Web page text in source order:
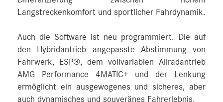
Langstreckenkomfort und sportlicher Fahrdynamik.
Auch die Software ist neu programmiert. Die auf
den Hybridantrieb angepasste Abstimmung von
Fahrwerk, ESP®, dem vollvariablen Allradantrieb
AMG Performance 4MATIC+ und der Lenkung
ermöglicht ein ausgewogenes und sicheres, aber
auch dynamisches und souveränes Fahrerlebnis.